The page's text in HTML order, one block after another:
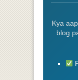
Kya
blog